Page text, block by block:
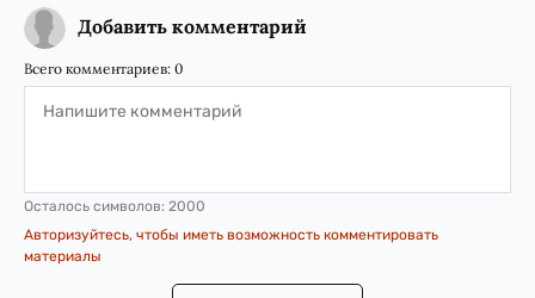
Добавить комментарий
Всего комментариев: 0
Осталось символов: 2000
Авторизуйтесь, чтобы иметь возможность комментировать
материалы